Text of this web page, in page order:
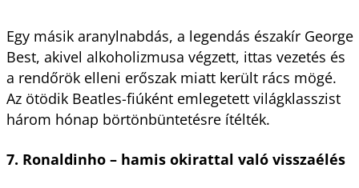
Egy másik aranylnabdás, a legendás északír George
Best, akivel alkoholizmusa végzett, ittas vezetés és
a rendőrök elleni erőszak miatt került rács mögé.
Az ötödik Beatles-fiúként emlegetett világklasszist
három hónap börtönbüntetésre ítélték.
7. Ronaldinho – hamis okirattal való visszaélés